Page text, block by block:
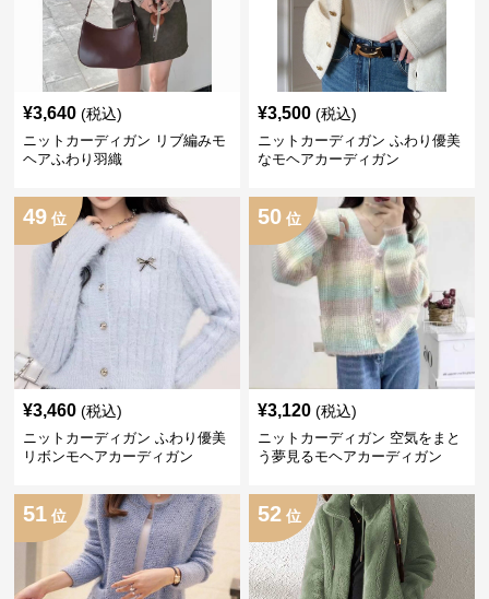
¥3,640 (税込)
ニットカーディガン リブ編みモ
ヘアふわり羽織
¥3,500 (税込)
ニットカーディガン ふわり優美
なモヘアカーディガン
49 位
¥3,460 (税込)
ニットカーディガン ふわり優美
リボンモヘアカーディガン
50 位
¥3,120 (税込)
ニットカーディガン 空気をまと
う夢見るモヘアカーディガン
51 位 52 位